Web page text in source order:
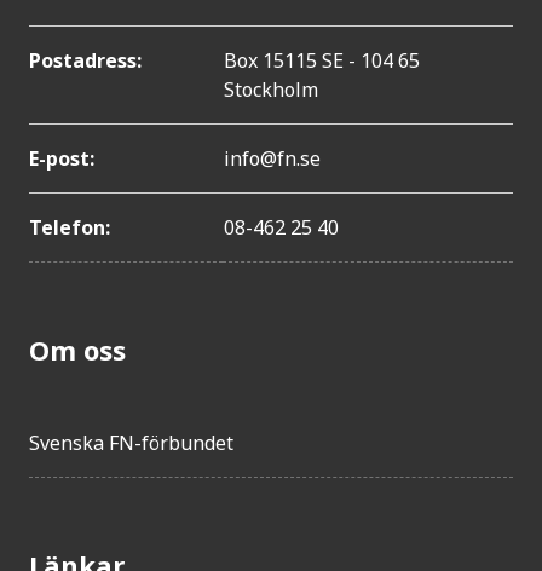
Postadress:
Box 15115 SE - 104 65
Stockholm
E-post: info@fn.se
Telefon: 08-462 25 40
Om oss
Svenska FN-förbundet